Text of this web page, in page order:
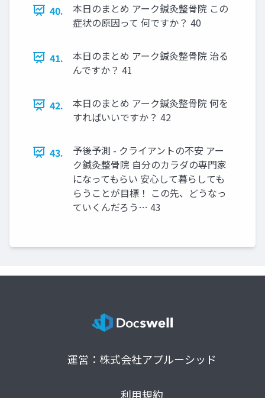
40.
本日のまとめ アーク鍼灸整骨院 この
症状の原因って 何ですか？ 40
41.
本日のまとめ アーク鍼灸整骨院 治る
んですか？ 41
42.
本日のまとめ アーク鍼灸整骨院 何を
すればいいですか？ 42
43.
予後予測 - クライアントの不安 アー
ク鍼灸整骨院 自分のカラダの専門家
になってもらい 安心して暮らしても
らうことが目標！ この先、どうなっ
ていくんだろう… 43
運営：株式会社アプルーシッド
利用規約